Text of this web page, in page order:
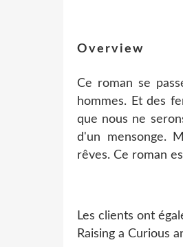
Overview
Ce roman se
hommes. Et des
que nous ne
d'un mensonge.
rêves. Ce roman
Les clients ont
Raising a Curious